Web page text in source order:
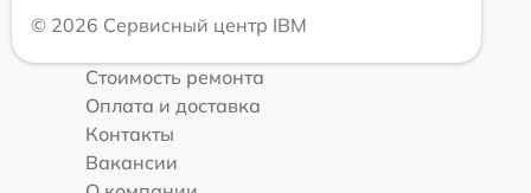
© 2026 Сервисный центр IBM
Стоимость ремонта
Оплата и доставка
Контакты
Вакансии